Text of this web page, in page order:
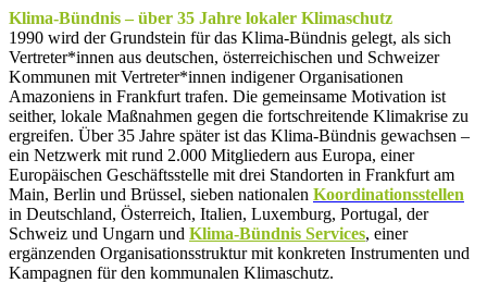
Klima-Bündnis – über 35 Jahre lokaler Klimaschutz
1990 wird der Grundstein für das Klima-Bündnis gelegt, als sich
Vertreter*innen aus deutschen, österreichischen und Schweizer
Kommunen mit Vertreter*innen indigener Organisationen
Amazoniens in Frankfurt trafen. Die gemeinsame Motivation ist
seither, lokale Maßnahmen gegen die fortschreitende Klimakrise zu
ergreifen. Über 35 Jahre später ist das Klima-Bündnis gewachsen –
ein Netzwerk mit rund 2.000 Mitgliedern aus Europa, einer
Europäischen Geschäftsstelle mit drei Standorten in Frankfurt am
Main, Berlin und Brüssel, sieben nationalen Koordinationsstellen
in Deutschland, Österreich, Italien, Luxemburg, Portugal, der
Schweiz und Ungarn und Klima-Bündnis Services, einer
ergänzenden Organisationsstruktur mit konkreten Instrumenten und
Kampagnen für den kommunalen Klimaschutz.